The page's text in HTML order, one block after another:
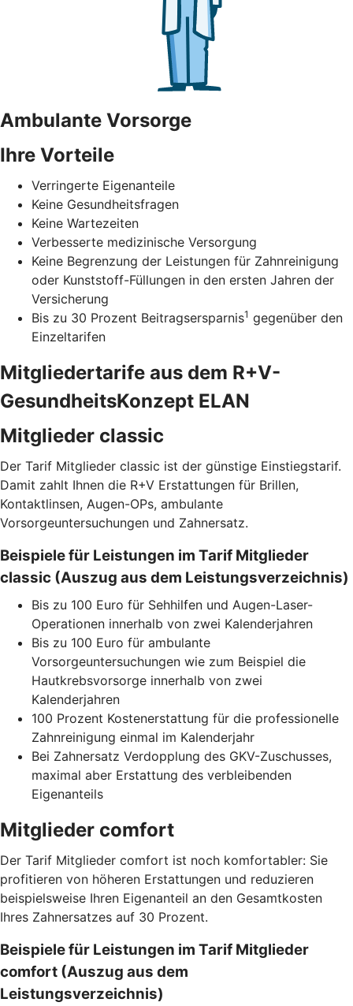
Ambulante Vorsorge
Ihre Vorteile
Verringerte Eigenanteile
Keine Gesundheitsfragen
Keine Wartezeiten
Verbesserte medizinische Versorgung
Keine Begrenzung der Leistungen für Zahnreinigung
oder Kunststoff-Füllungen in den ersten Jahren der
Versicherung
Bis zu 30 Prozent Beitragsersparnis1 gegenüber den
Einzeltarifen
Mitgliedertarife aus dem R+V-
GesundheitsKonzept ELAN
Mitglieder classic
Der Tarif Mitglieder classic ist der günstige Einstiegstarif.
Damit zahlt Ihnen die R+V Erstattungen für Brillen,
Kontaktlinsen, Augen-OPs, ambulante
Vorsorgeuntersuchungen und Zahnersatz.
Beispiele für Leistungen im Tarif Mitglieder
classic (Auszug aus dem Leistungsverzeichnis)
Bis zu 100 Euro für Sehhilfen und Augen-Laser-
Operationen innerhalb von zwei Kalenderjahren
Bis zu 100 Euro für ambulante
Vorsorgeuntersuchungen wie zum Beispiel die
Hautkrebsvorsorge innerhalb von zwei
Kalenderjahren
100 Prozent Kostenerstattung für die professionelle
Zahnreinigung einmal im Kalenderjahr
Bei Zahnersatz Verdopplung des GKV-Zuschusses,
maximal aber Erstattung des verbleibenden
Eigenanteils
Mitglieder comfort
Der Tarif Mitglieder comfort ist noch komfortabler: Sie
profitieren von höheren Erstattungen und reduzieren
beispielsweise Ihren Eigenanteil an den Gesamtkosten
Ihres Zahnersatzes auf 30 Prozent.
Beispiele für Leistungen im Tarif Mitglieder
comfort (Auszug aus dem
Leistungsverzeichnis)